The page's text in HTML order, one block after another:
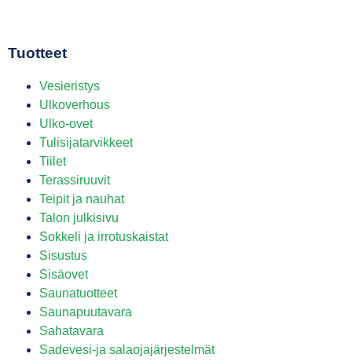
Tuotteet
Vesieristys
Ulkoverhous
Ulko-ovet
Tulisijatarvikkeet
Tiilet
Terassiruuvit
Teipit ja nauhat
Talon julkisivu
Sokkeli ja irrotuskaistat
Sisustus
Sisäovet
Saunatuotteet
Saunapuutavara
Sahatavara
Sadevesi-ja salaojajärjestelmät